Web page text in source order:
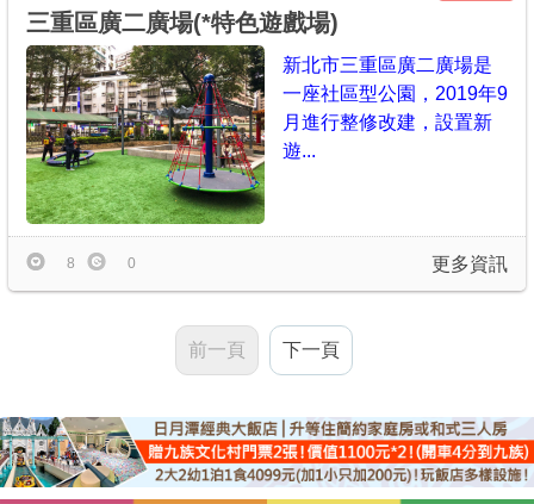
三重區廣二廣場(*特色遊戲場)
新北市三重區廣二廣場是
一座社區型公園，2019年9
月進行整修改建，設置新
遊...
更多資訊
8 0
前一頁 下一頁